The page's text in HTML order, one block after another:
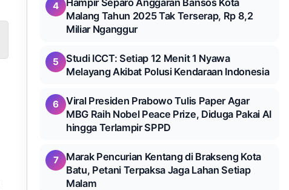
4
Hampir Separo Anggaran Bansos Kota
Malang Tahun 2025 Tak Terserap, Rp 8,2
Miliar Nganggur
5
Studi ICCT: Setiap 12 Menit 1 Nyawa
Melayang Akibat Polusi Kendaraan Indonesia
6
Viral Presiden Prabowo Tulis Paper Agar
MBG Raih Nobel Peace Prize, Diduga Pakai AI
hingga Terlampir SPPD
7
Marak Pencurian Kentang di Brakseng Kota
Batu, Petani Terpaksa Jaga Lahan Setiap
Malam